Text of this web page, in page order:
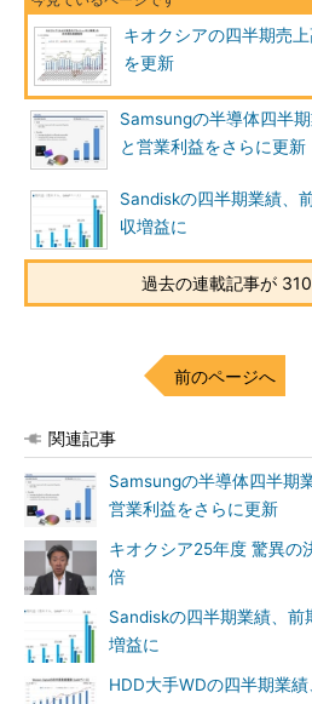
キオクシアの四半期売
を更新
Samsungの半導体四半
と営業利益をさらに更新
Sandiskの四半期業績、
収増益に
過去の連載記事が
前のページへ
関連記事
Samsungの半導体四半期
営業利益をさらに更新
キオクシア25年度 驚異
倍
Sandiskの四半期業績、
増益に
HDD大手WDの四半期業